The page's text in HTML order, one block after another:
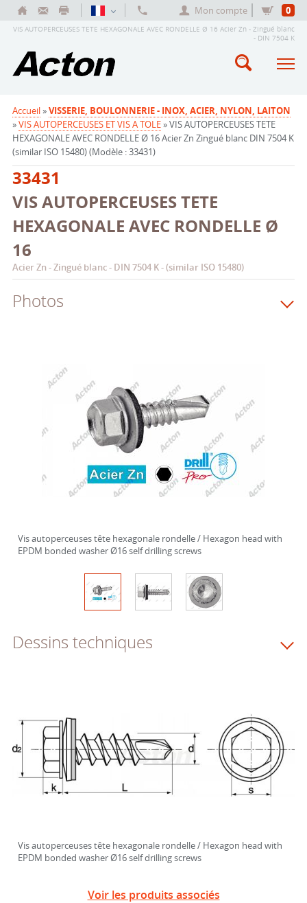
Mon compte 0
VIS AUTOPERCEUSES TETE HEXAGONALE AVEC RONDELLE Ø 16 Acier Zn - Zingué blanc
- DIN 7504 K
Accueil»VISSERIE, BOULONNERIE - INOX, ACIER, NYLON, LAITON
»VIS AUTOPERCEUSES ET VIS A TOLE» VIS AUTOPERCEUSES TETE
HEXAGONALE AVEC RONDELLE Ø 16 Acier Zn Zingué blanc DIN 7504 K
(similar ISO 15480) (Modèle : 33431)
33431
VIS AUTOPERCEUSES TETE
HEXAGONALE AVEC RONDELLE Ø
16
Acier Zn - Zingué blanc - DIN 7504 K - (similar ISO 15480)
Photos
Vis autoperceuses tête hexagonale rondelle / Hexagon head with
EPDM bonded washer Ø16 self drilling screws
Dessins techniques
Vis autoperceuses tête hexagonale rondelle / Hexagon head with
EPDM bonded washer Ø16 self drilling screws
Voir les produits associés